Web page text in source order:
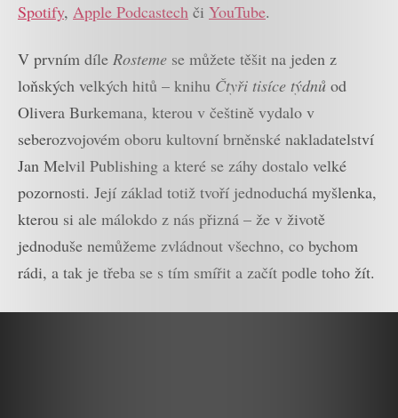
Spotify, Apple Podcastech či YouTube.
V prvním díle Rosteme se můžete těšit na jeden z
loňských velkých hitů – knihu Čtyři tisíce týdnů od
Olivera Burkemana, kterou v češtině vydalo v
seberozvojovém oboru kultovní brněnské nakladatelství
Jan Melvil Publishing a které se záhy dostalo velké
pozornosti. Její základ totiž tvoří jednoduchá myšlenka,
kterou si ale málokdo z nás přizná – že v životě
jednoduše nemůžeme zvládnout všechno, co bychom
rádi, a tak je třeba se s tím smířit a začít podle toho žít.